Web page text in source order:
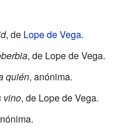
, de Lope de Vega.
, de Lope de Vega.
quién, anónima.
vino, de Lope de Vega.